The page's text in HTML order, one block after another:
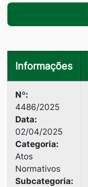
Informações
Nº:
4486/2025
Data:
02/04/2025
Categoria:
Atos
Normativos
Subcategoria: